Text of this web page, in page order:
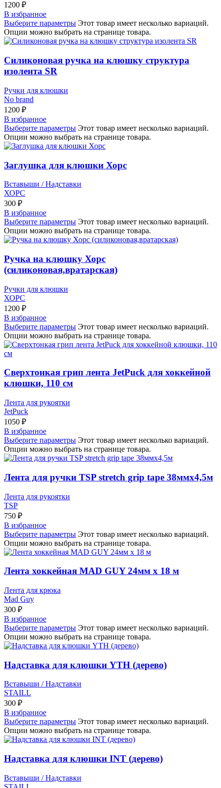
1200 ₽
В избранное
Выберите параметры Этот товар имеет несколько вариаций.
Опции можно выбрать на странице товара.
Силиконовая ручка на клюшку структура
изолента SR
Ручки для клюшки
No brand
1200 ₽
В избранное
Выберите параметры Этот товар имеет несколько вариаций.
Опции можно выбрать на странице товара.
Заглушка для клюшки Хорс
Вставыши / Надставки
ХОРС
300 ₽
В избранное
Выберите параметры Этот товар имеет несколько вариаций.
Опции можно выбрать на странице товара.
Ручка на клюшку Хорс
(силиконовая,вратарская)
Ручки для клюшки
ХОРС
1200 ₽
В избранное
Выберите параметры Этот товар имеет несколько вариаций.
Опции можно выбрать на странице товара.
Сверхтонкая грип лента JetPuck для хоккейной
клюшки, 110 см
Лента для рукоятки
JetPuck
1050 ₽
В избранное
Выберите параметры Этот товар имеет несколько вариаций.
Опции можно выбрать на странице товара.
Лента для ручки TSP stretch grip tape 38ммx4,5м
Лента для рукоятки
TSP
750 ₽
В избранное
Выберите параметры Этот товар имеет несколько вариаций.
Опции можно выбрать на странице товара.
Лента хоккейная MAD GUY 24мм х 18 м
Лента для крюка
Mad Guy
300 ₽
В избранное
Выберите параметры Этот товар имеет несколько вариаций.
Опции можно выбрать на странице товара.
Надставка для клюшки YTH (дерево)
Вставыши / Надставки
STAILL
300 ₽
В избранное
Выберите параметры Этот товар имеет несколько вариаций.
Опции можно выбрать на странице товара.
Надставка для клюшки INT (дерево)
Вставыши / Надставки